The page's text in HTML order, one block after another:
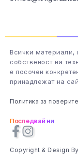
Всички материали,
собственост на
е посочен
принадлежат на
Политика за
Последвай ни
Copyright & Design